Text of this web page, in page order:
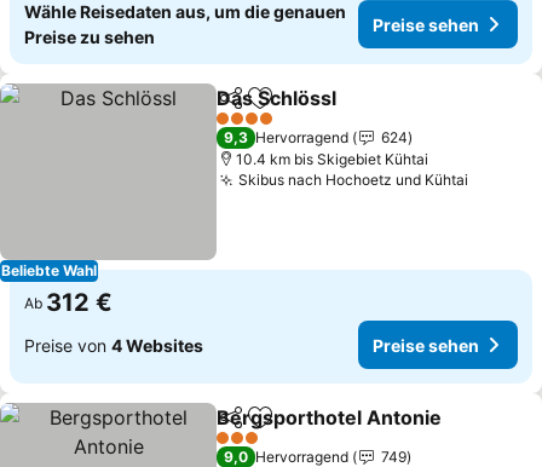
Wähle Reisedaten aus, um die genauen
Preise zu sehen
Preise sehen
Beliebte Wahl
TeilenZu Favoriten hinzufügen
Das Schlössl
4 Sterne
9,3 Hervorragend
624
10.4 km bis Skigebiet Kühtai
Skibus nach Hochoetz und Kühtai
Ab 312 €
Preise von 4 Websites Preise sehen
TeilenZu Favoriten hinzufügen
Bergsporthotel Antonie
3 Sterne
9,0 Hervorragend
749